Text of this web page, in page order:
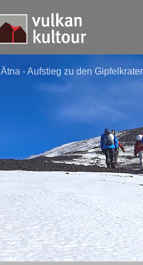
Ätna - Aufstieg zu den